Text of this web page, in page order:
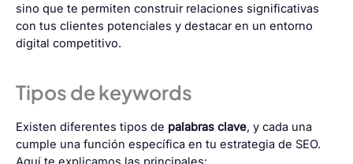
sino que te permiten construir relaciones significativas
con tus clientes potenciales y destacar en un entorno
digital competitivo.
Tipos de keywords
Existen diferentes tipos de palabras clave, y cada una
cumple una función específica en tu estrategia de SEO.